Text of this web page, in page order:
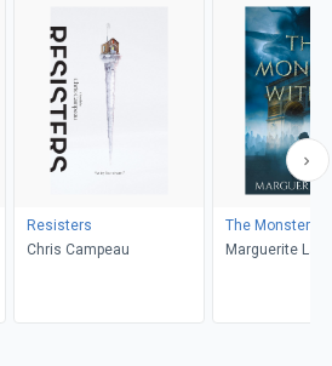
Resisters
Chris Campeau
The Monster
Marguerite